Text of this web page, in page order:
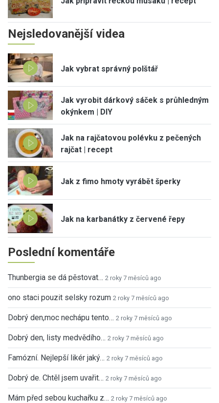
Nejsledovanější videa
Jak vybrat správný polštář
Jak vyrobit dárkový sáček s průhledným
okýnkem | DIY
Jak na rajčatovou polévku z pečených
rajčat | recept
Jak z fimo hmoty vyrábět šperky
Jak na karbanátky z červené řepy
Poslední komentáře
Thunbergia se dá pěstovat… 2 roky 7 měsíců ago
ono staci pouzit selsky rozum 2 roky 7 měsíců ago
Dobrý den,moc nechápu tento… 2 roky 7 měsíců ago
Dobrý den, listy medvědího… 2 roky 7 měsíců ago
Famózní. Nejlepší likér jaký… 2 roky 7 měsíců ago
Dobrý de. Chtěl jsem uvařit… 2 roky 7 měsíců ago
Mám před sebou kuchařku z… 2 roky 7 měsíců ago